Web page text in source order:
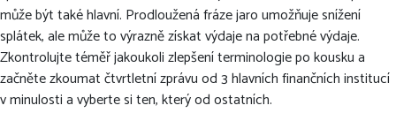
může být také hlavní. Prodloužená fráze jaro umožňuje snížení
splátek, ale může to výrazně získat výdaje na potřebné výdaje.
Zkontrolujte téměř jakoukoli zlepšení terminologie po kousku a
začněte zkoumat čtvrtletní zprávu od 3 hlavních finančních institucí
v minulosti a vyberte si ten, který od ostatních.